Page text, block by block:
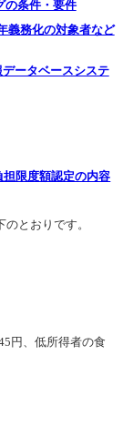
の条件・要件
義務化の対象者など
ータベースシステ
限度額認定の内容
とおりです。
円、低所得者の食